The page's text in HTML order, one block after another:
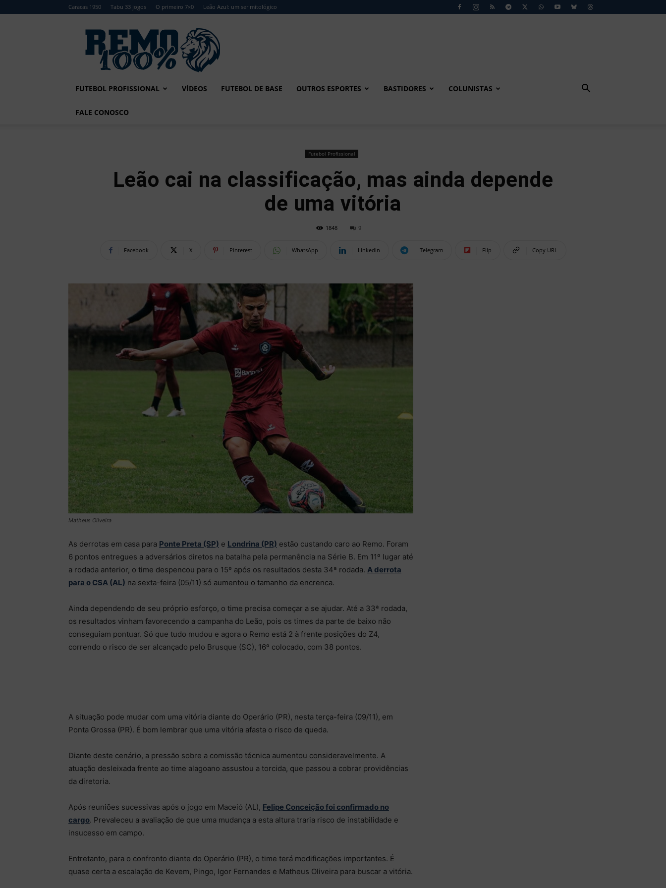
Caracas 1950 Tabu 33 jogos O primeiro 7×0 Leão Azul: um ser mitológico
Remo
FUTEBOL PROFISSIONAL VÍDEOS FUTEBOL DE BASE OUTROS ESPORTES BASTIDORES COLUNISTAS
FALE CONOSCO
Futebol Profissional
Leão cai na classificação, mas ainda depende
de uma vitória
1848 9
Facebook X Pinterest WhatsApp Linkedin Telegram Flip Copy URL
Matheus Oliveira
As derrotas em casa para Ponte Preta (SP) e Londrina (PR) estão custando caro ao Remo. Foram
6 pontos entregues a adversários diretos na batalha pela permanência na Série B. Em 11º lugar até
a rodada anterior, o time despencou para o 15º após os resultados desta 34ª rodada. A derrota
para o CSA (AL) na sexta-feira (05/11) só aumentou o tamanho da encrenca.
Ainda dependendo de seu próprio esforço, o time precisa começar a se ajudar. Até a 33ª rodada,
os resultados vinham favorecendo a campanha do Leão, pois os times da parte de baixo não
conseguiam pontuar. Só que tudo mudou e agora o Remo está 2 à frente posições do Z4,
correndo o risco de ser alcançado pelo Brusque (SC), 16º colocado, com 38 pontos.
A situação pode mudar com uma vitória diante do Operário (PR), nesta terça-feira (09/11), em
Ponta Grossa (PR). É bom lembrar que uma vitória afasta o risco de queda.
Diante deste cenário, a pressão sobre a comissão técnica aumentou consideravelmente. A
atuação desleixada frente ao time alagoano assustou a torcida, que passou a cobrar providências
da diretoria.
Após reuniões sucessivas após o jogo em Maceió (AL), Felipe Conceição foi confirmado no
cargo. Prevaleceu a avaliação de que uma mudança a esta altura traria risco de instabilidade e
insucesso em campo.
Entretanto, para o confronto diante do Operário (PR), o time terá modificações importantes. É
quase certa a escalação de Kevem, Pingo, Igor Fernandes e Matheus Oliveira para buscar a vitória.